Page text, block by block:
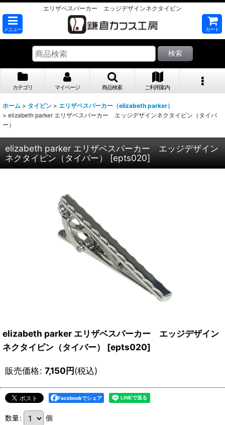
エリザベスパーカー エッジデザインネクタイピン
メニュー カート
検索
カテゴリ マイページ 商品検索 ご利用案内
ホーム > タイピン > エリザベスパーカー（elizabeth parker）
> elizabeth parker エリザベスパーカー エッジデザインネクタイピン（タイバ
ー）
elizabeth parker エリザベスパーカー エッジデザイン
ネクタイピン（タイバー）
[epts020]
elizabeth parker エリザベスパーカー エッジデザイン
ネクタイピン（タイバー）
[epts020]
販売価格: 7,150円(税込)
Facebookでシェア
数量: 個